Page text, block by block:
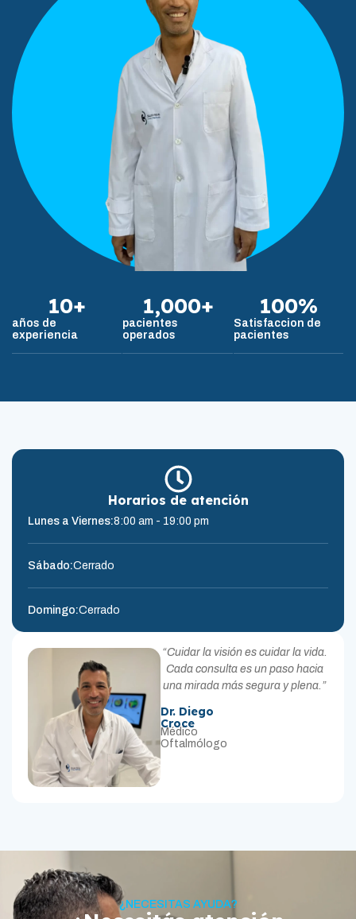
años de
experiencia
10+
pacientes
operados
1,000+
Satisfaccion de
pacientes
100%
Horarios de atención
Lunes a Viernes:8:00 am - 19:00 pm
Sábado:Cerrado
Domingo:Cerrado
“Cuidar la visión es cuidar la vida.
Cada consulta es un paso hacia
una mirada más segura y plena.”
Dr. Diego
Croce
Médico
Oftalmólogo
¿NECESITAS AYUDA?